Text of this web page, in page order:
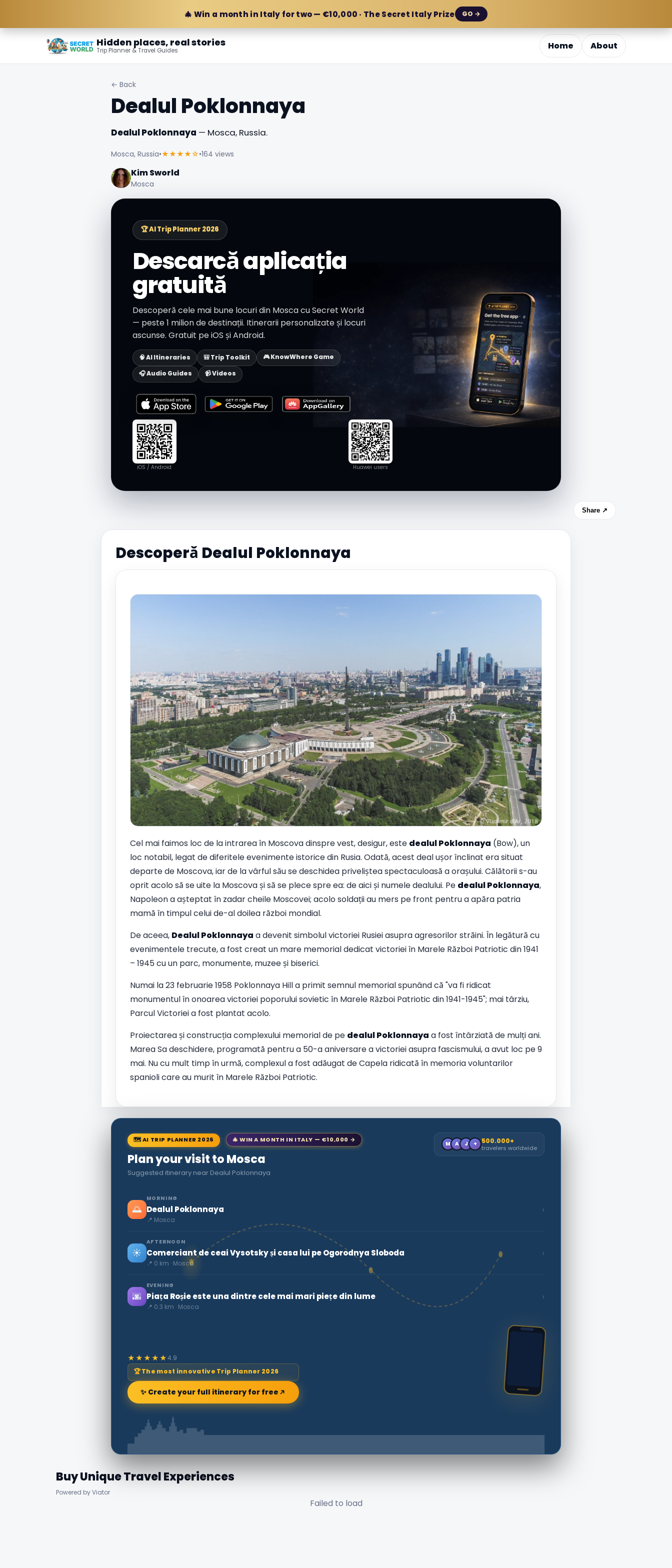
🎄 Win a month in Italy for two — €10,000 · The Secret Italy Prize GO →
Hidden places, real stories
Trip Planner & Travel Guides Home About
← Back
Dealul Poklonnaya
Dealul Poklonnaya — Mosca, Russia.
Mosca, Russia•★★★★☆•164 views
Kim Sworld
Mosca
🏆 AI Trip Planner 2026
Descarcă aplicația
gratuită
Descoperă cele mai bune locuri din Mosca cu Secret World
— peste 1 milion de destinații. Itinerarii personalizate și locuri
ascunse. Gratuit pe iOS și Android.
🧠 AI Itineraries 🎒 Trip Toolkit
🎮 KnowWhere Game
🎧 Audio Guides
📹 Videos
iOS / Android Huawei users
Share ↗
Descoperă Dealul Poklonnaya
Cel mai faimos loc de la intrarea în Moscova dinspre vest, desigur, este dealul Poklonnaya (Bow), un
loc notabil, legat de diferitele evenimente istorice din Rusia. Odată, acest deal ușor înclinat era situat
departe de Moscova, iar de la vârful său se deschidea priveliștea spectaculoasă a orașului. Călătorii s-au
oprit acolo să se uite la Moscova și să se plece spre ea: de aici și numele dealului. Pe dealul Poklonnaya,
Napoleon a așteptat în zadar cheile Moscovei; acolo soldații au mers pe front pentru a apăra patria
mamă în timpul celui de-al doilea război mondial.
De aceea, Dealul Poklonnaya a devenit simbolul victoriei Rusiei asupra agresorilor străini. În legătură cu
evenimentele trecute, a fost creat un mare memorial dedicat victoriei în Marele Război Patriotic din 1941
– 1945 cu un parc, monumente, muzee și biserici.
Numai la 23 februarie 1958 Poklonnaya Hill a primit semnul memorial spunând că "va fi ridicat
monumentul în onoarea victoriei poporului sovietic în Marele Război Patriotic din 1941-1945"; mai târziu,
Parcul Victoriei a fost plantat acolo.
Proiectarea și construcția complexului memorial de pe dealul Poklonnaya a fost întârziată de mulți ani.
Marea Sa deschidere, programată pentru a 50-a aniversare a victoriei asupra fascismului, a avut loc pe 9
mai. Nu cu mult timp în urmă, complexul a fost adăugat de Capela ridicată în memoria voluntarilor
spanioli care au murit în Marele Război Patriotic.
🗺 AI TRIP PLANNER 2026 🎄 WIN A MONTH IN ITALY — €10,000 →
Plan your visit to Mosca
Suggested itinerary near Dealul Poklonnaya
M A J + 500.000+
travelers worldwide
🌅
MORNING
Dealul Poklonnaya
📍 Mosca
›
☀️
AFTERNOON
Comerciant de ceai Vysotsky și casa lui pe Ogorodnya Sloboda
📍 0 km · Mosca
›
🌆
EVENING
Piața Roșie este una dintre cele mai mari piețe din lume
📍 0.3 km · Mosca
›
★★★★★4.9
🏆 The most innovative Trip Planner 2026
✨ Create your full itinerary for free
Buy Unique Travel Experiences
Powered by Viator
Failed to load